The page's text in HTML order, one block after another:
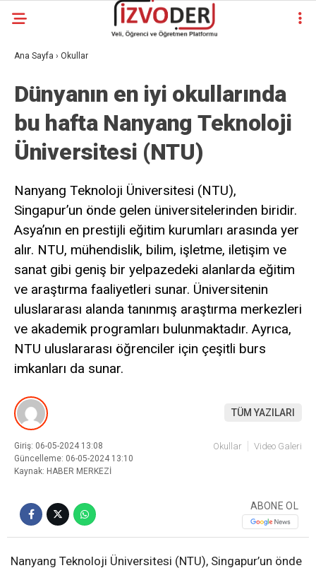
Ana Sayfa › Okullar
Dünyanın en iyi okullarında
bu hafta Nanyang Teknoloji
Üniversitesi (NTU)
Nanyang Teknoloji Üniversitesi (NTU),
Singapur’un önde gelen üniversitelerinden biridir.
Asya’nın en prestijli eğitim kurumları arasında yer
alır. NTU, mühendislik, bilim, işletme, iletişim ve
sanat gibi geniş bir yelpazedeki alanlarda eğitim
ve araştırma faaliyetleri sunar. Üniversitenin
uluslararası alanda tanınmış araştırma merkezleri
ve akademik programları bulunmaktadır. Ayrıca,
NTU uluslararası öğrenciler için çeşitli burs
imkanları da sunar.
TÜM YAZILARI
Giriş: 06-05-2024 13:08
Güncelleme: 06-05-2024 13:10
Kaynak: HABER MERKEZİ
Okullar Video Galeri
ABONE OL
Nanyang Teknoloji Üniversitesi (NTU), Singapur’un önde